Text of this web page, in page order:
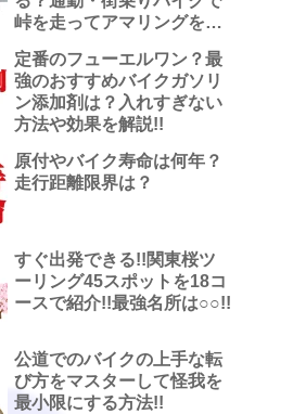
峠を走ってアマリングを観
定番のフューエルワン？最
強のおすすめバイクガソリ
ン添加剤は？入れすぎない
方法や効果を解説!!
原付やバイク寿命は何年？
走行距離限界は？
すぐ出発できる!!関東桜ツ
ーリング45スポットを18コ
ースで紹介!!最強名所は○○!!
公道でのバイクの上手な転
び方をマスターして怪我を
最小限にする方法!!